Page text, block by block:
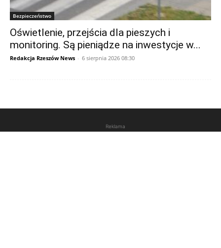
Bezpieczeństwo
Oświetlenie, przejścia dla pieszych i
monitoring. Są pieniądze na inwestycje w...
Redakcja Rzeszów News - 6 sierpnia 2026 08:30
Reklama